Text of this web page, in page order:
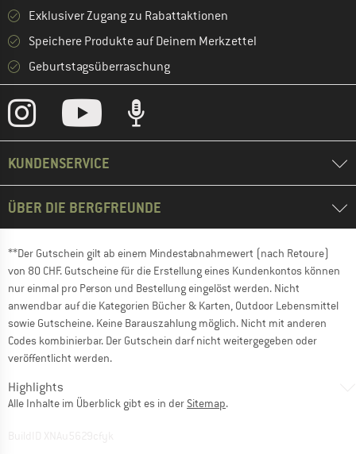
Exklusiver Zugang zu Rabattaktionen
Speichere Produkte auf Deinem Merkzettel
Geburtstagsüberraschung
KUNDENSERVICE
ÜBER DIE BERGFREUNDE
**Der Gutschein gilt ab einem Mindestabnahmewert (nach Retoure)
von 80 CHF. Gutscheine für die Erstellung eines Kundenkontos können
nur einmal pro Person und Bestellung eingelöst werden. Nicht
anwendbar auf die Kategorien Bücher & Karten, Outdoor Lebensmittel
sowie Gutscheine. Keine Barauszahlung möglich. Nicht mit anderen
Codes kombinierbar. Der Gutschein darf nicht weitergegeben oder
veröffentlicht werden.
Highlights
Alle Inhalte im Überblick gibt es in der Sitemap.